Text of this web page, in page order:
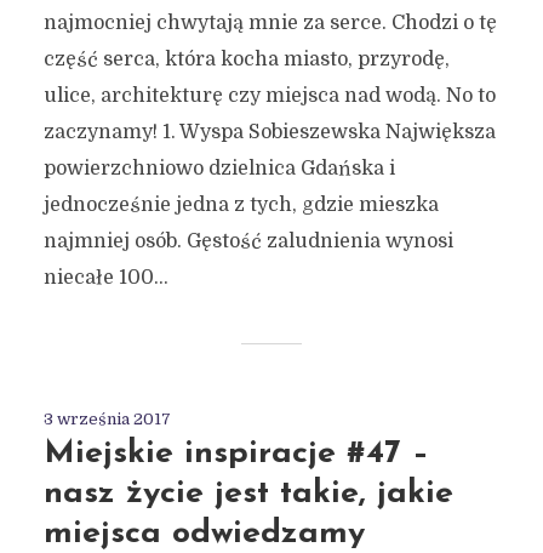
najmocniej chwytają mnie za serce. Chodzi o tę
część serca, która kocha miasto, przyrodę,
ulice, architekturę czy miejsca nad wodą. No to
zaczynamy! 1. Wyspa Sobieszewska Największa
powierzchniowo dzielnica Gdańska i
jednocześnie jedna z tych, gdzie mieszka
najmniej osób. Gęstość zaludnienia wynosi
niecałe 100...
3 września 2017
Miejskie inspiracje #47 –
nasz życie jest takie, jakie
miejsca odwiedzamy